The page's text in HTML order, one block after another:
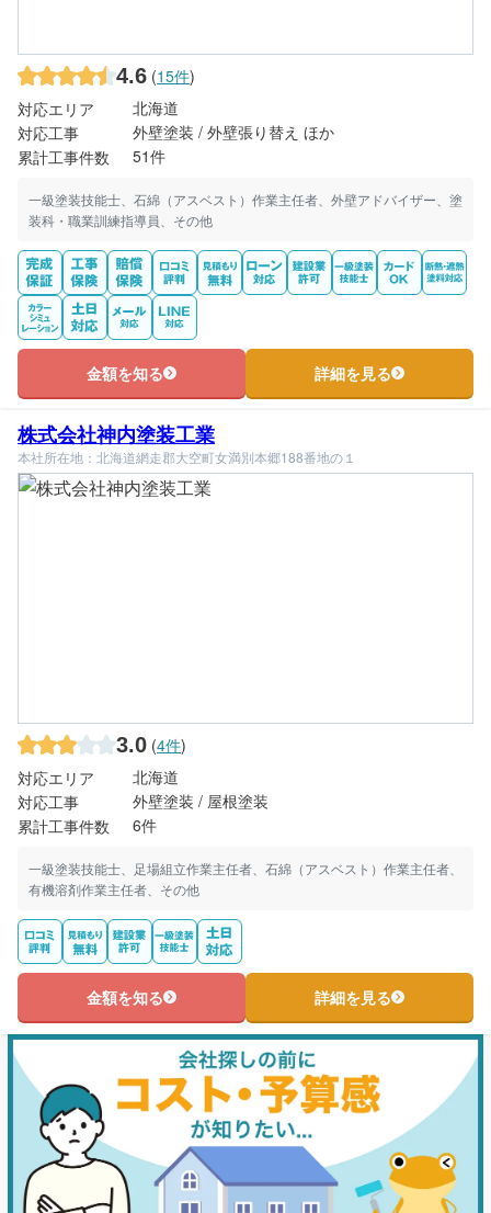
4.6 (15件)
対応エリア
北海道
対応工事
外壁塗装 / 外壁張り替え ほか
累計工事件数
51件
一級塗装技能士、石綿（アスベスト）作業主任者、外壁アドバイザー、塗
装科・職業訓練指導員、その他
金額を知る 詳細を見る
株式会社神内塗装工業
本社所在地：北海道網走郡大空町女満別本郷188番地の１
3.0 (4件)
対応エリア
北海道
対応工事
外壁塗装 / 屋根塗装
累計工事件数
6件
一級塗装技能士、足場組立作業主任者、石綿（アスベスト）作業主任者、
有機溶剤作業主任者、その他
金額を知る 詳細を見る